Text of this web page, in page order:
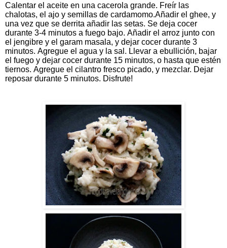
Calentar el aceite en una cacerola grande. Freír las
chalotas, el ajo y semillas de cardamomo.Añadir el ghee, y
una vez que se derrita añadir las setas. Se deja cocer
durante 3-4 minutos a fuego bajo. Añadir el arroz junto con
el jengibre y el garam masala, y dejar cocer durante 3
minutos. Agregue el agua y la sal. Llevar a ebullición, bajar
el fuego y dejar cocer durante 15 minutos, o hasta que estén
tiernos. Agregue el cilantro fresco picado, y mezclar. Dejar
reposar durante 5 minutos. Disfrute!